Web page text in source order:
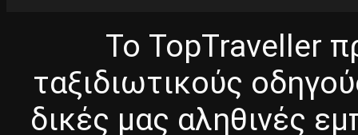
Το TopTraveller
ταξιδιωτικούς
δικές μας αληθινές